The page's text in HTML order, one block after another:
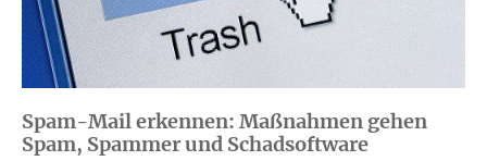
Spam-Mail erkennen: Maßnahmen gehen
Spam, Spammer und Schadsoftware